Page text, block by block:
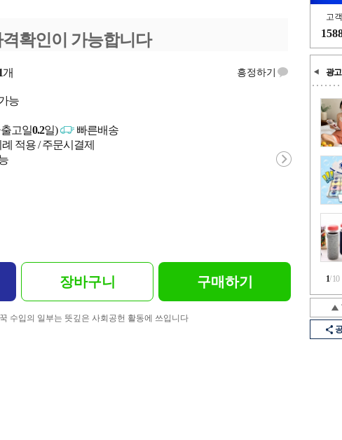
고
광고
1/10
확인이 가능합니다
개 흥정하기
능
고일0.2일)
빠른배송
적용 / 주문시결제
장바구니 구매하기
수입의 일부는 뜻깊은 사회공헌 활동에 쓰입니다